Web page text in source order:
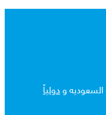
ودولياً